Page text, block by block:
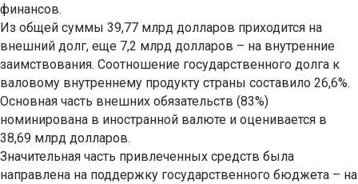
финансов.
Из общей суммы 39,77 млрд долларов приходится на
внешний долг, еще 7,2 млрд долларов – на внутренние
заимствования. Соотношение государственного долга к
валовому внутреннему продукту страны составило 26,6%.
Основная часть внешних обязательств (83%)
номинирована в иностранной валюте и оценивается в
38,69 млрд долларов.
Значительная часть привлеченных средств была
направлена на поддержку государственного бюджета – на